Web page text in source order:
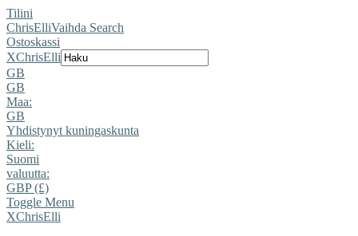
Tilini
ChrisElliVaihda Search
Ostoskassi
XChrisElli
GB
GB
Maa:
GB
Yhdistynyt kuningaskunta
Kieli:
Suomi
valuutta:
GBP (£)
Toggle Menu
XChrisElli